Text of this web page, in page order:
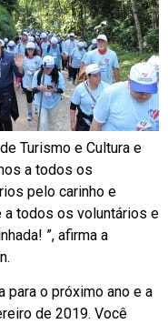
Turismo e Cultura e
a todos os
pelo carinho e
a todos os voluntários e
”, afirma a
para o próximo ano e a
de 2019. Você